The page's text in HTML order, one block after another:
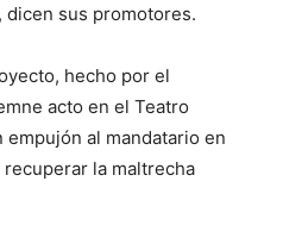
dicen sus promotores.
hecho por el
acto en el Teatro
empujón al mandatario en
la maltrecha